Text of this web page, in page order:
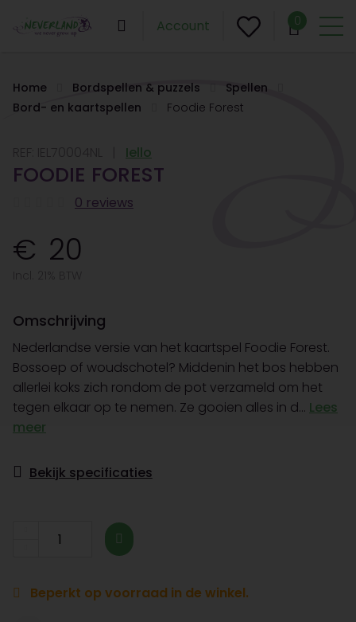
Account 0
Home Bordspellen & puzzels
Spellen
Bord- en kaartspellen
Foodie Forest
Iello
FOODIE FOREST
0 reviews
20
Omschrijving
Nederlandse versie van het kaartspel Foodie Forest.
Bossoep of woudschotel? Middenin het bos hebben
allerlei koks zich rondom de pot verzameld om het
tegen elkaar op te nemen. Ze gooien alles in d... Lees
meer
Bekijk specificaties
Beperkt op voorraad in de winkel.